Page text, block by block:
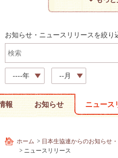
お知らせ・ニュースリリースを絞り
----年 --月
報 お知らせ ニュース
ホーム
日本生協連からのお知らせ
ニュースリリース